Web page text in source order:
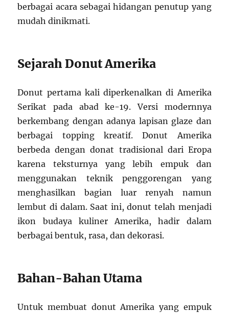
berbagai acara sebagai hidangan penutup yang
mudah dinikmati.
Sejarah Donut Amerika
Donut pertama kali diperkenalkan di Amerika
Serikat pada abad ke-19. Versi modernnya
berkembang dengan adanya lapisan glaze dan
berbagai topping kreatif. Donut Amerika
berbeda dengan donat tradisional dari Eropa
karena teksturnya yang lebih empuk dan
menggunakan teknik penggorengan yang
menghasilkan bagian luar renyah namun
lembut di dalam. Saat ini, donut telah menjadi
ikon budaya kuliner Amerika, hadir dalam
berbagai bentuk, rasa, dan dekorasi.
Bahan-Bahan Utama
Untuk membuat donut Amerika yang empuk